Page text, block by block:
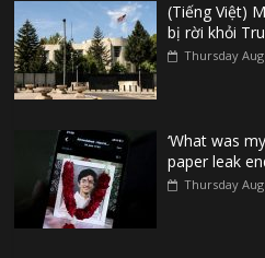
(Tiếng Việt)
bị rời khỏi
Thursday
‘What was
paper leak
Thursday